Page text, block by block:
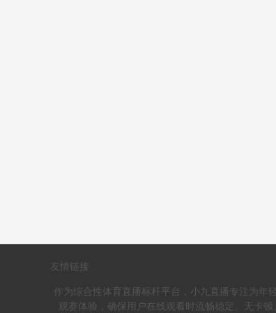
友情链接
作为综合性体育直播标杆平台，小九直播专注为年
观赛体验，确保用户在线观看时流畅稳定、无卡